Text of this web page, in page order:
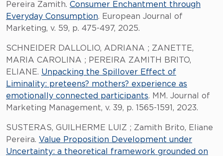
Pereira Zamith. Consumer Enchantment through
Everyday Consumption. European Journal of
Marketing, v. 59, p. 475-497, 2025.
SCHNEIDER DALLOLIO, ADRIANA ; ZANETTE,
MARIA CAROLINA ; PEREIRA ZAMITH BRITO,
ELIANE. Unpacking the Spillover Effect of
Liminality: preteens? mothers? experience as
emotionally connected participants. MM. Journal of
Marketing Management, v. 39, p. 1565-1591, 2023.
SUSTERAS, GUILHERME LUIZ ; Zamith Brito, Eliane
Pereira. Value Proposition Development under
Uncertainty: a theoretical framework grounded on